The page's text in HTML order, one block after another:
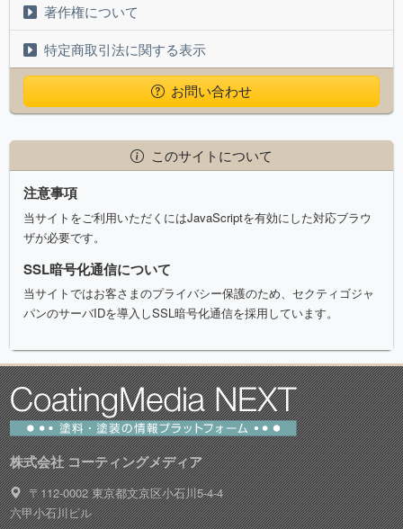
著作権について
特定商取引法に関する表示
お問い合わせ
このサイトについて
注意事項
当サイトをご利用いただくにはJavaScriptを有効にした対応ブラウ
ザが必要です。
SSL暗号化通信について
当サイトではお客さまのプライバシー保護のため、セクティゴジャ
パンのサーバIDを導入しSSL暗号化通信を採用しています。
株式会社 コーティングメディア
〒112-0002 東京都文京区小石川5-4-4
六甲小石川ビル